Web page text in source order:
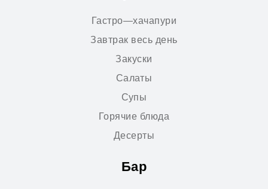
Гастро—хачапури
Завтрак весь день
Закуски
Салаты
Супы
Горячие блюда
Десерты
Бар